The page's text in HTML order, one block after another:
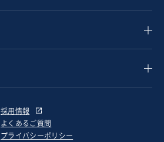
採用情報
よくあるご質問
プライバシーポリシー